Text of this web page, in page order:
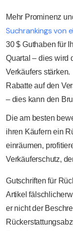
Mehr Prominenz
Suchrankings von
30 $ Guthaben für
Quartal – dies wird
Verkäufers stärken.
Rabatte auf den
– dies kann den
Die am besten
ihren Käufern ein
einräumen,
Verkäuferschutz,
Gutschriften für
Artikel
er nicht der